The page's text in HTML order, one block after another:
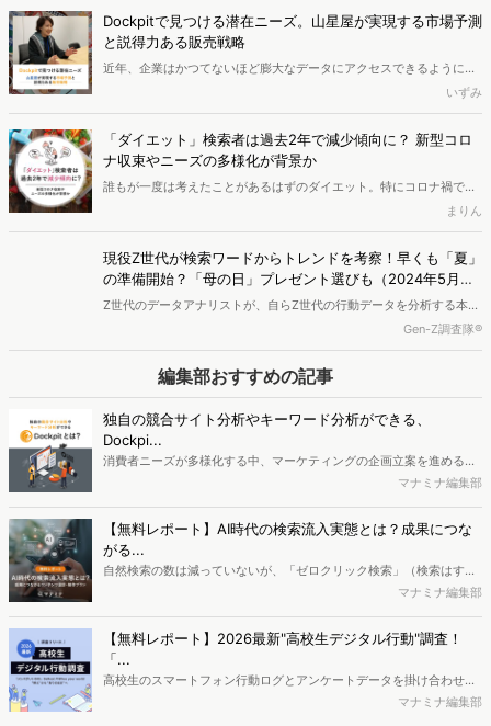
2024年のトレンドを分析しました。
Dockpitで見つける潜在ニーズ。山星屋が実現する市場予測
と説得力ある販売戦略
近年、企業はかつてないほど膨大なデータにアクセスできるようにな
っています。しかし、真に価値あるインサイトを得ることに依然とし
て課題を感じているマーケターも少なくないのではないでしょうか。
創業115年を誇る菓子専門商社の株式会社山星屋は、Web行動ログ分
析ツール「Dockpit」を活用し、従来の販売データでは捉えきれなか
った消費者の潜在ニーズを可視化。さらに、1年後、3年後の市場動向
を予測し、商品開発や販売戦略の立案につなげています。今回は同社
の鈴木美和氏に活用事例とDockpitだからこそ得られる価値を伺いま
した。
いずみ
「ダイエット」検索者は過去2年で減少傾向に？ 新型コロ
ナ収束やニーズの多様化が背景か
誰もが一度は考えたことがあるはずのダイエット。特にコロナ禍で外
出が制限されていた時期は興味をもつ人が多い状況でした。しかし、
最近になって状況は少し変わってきているようです。この記事では、
現在もダイエットに関心を持つ人々について分析し、彼らが何に興味
を持っているのかを見ていきます。
まりん
現役Z世代が検索ワードからトレンドを考察！早くも「夏」
の準備開始？「母の日」プレゼント選びも（2024年5月）
【現役Z世代が読み解くZ世代の行動データ】
Z世代のデータアナリストが、自らZ世代の行動データを分析する本連
載。第19弾となる今回は、Z世代とミレニアル世代の検索キーワード
ランキングから、「夏」「母の日」の2テーマを取り上げてZ世代のト
レンドをお送りします。Z世代の準備・楽しみ方が気になる「夏」、
「母の日」のプレゼント選びの悩み など、データとリアルな声を掛け
合わせ、Z世代のニーズを読み解きます。
Gen-Z調査隊®
編集部おすすめの記事
独自の競合サイト分析やキーワード分析ができる、
Dockpi...
消費者ニーズが多様化する中、マーケティングの企画立案を進める上
で、競合分析や消費者分析の重要性がより高まっています。Web行動
データを活用し、Web上の消費者行動を起点とした競合サイト分析や
消費者分析が可能です。今回はDockpitならではの利便性の高い機能
や活用方法を解説します。
マナミナ編集部
【無料レポート】AI時代の検索流入実態とは？成果につな
がる...
自然検索の数は減っていないが、「ゼロクリック検索」（検索はする
がページには流入しない）の割合が増加しているのが、AI時代の検索
か、また、要因を理解した上で、成果に確実につながるコンテンツを
制作するにはどうするべきなのでしょうか。本レポートはこのような
疑問をお抱えのSEO・Webマーケティングご担当者様におすすめの内
容となっています。※本レポートは記事のフォームから無料でダウン
マナミナ編集部
【無料レポート】2026最新"高校生デジタル行動"調査！
「...
高校生のスマートフォン行動ログとアンケートデータを掛け合わせ、
最新の若年層（高校生）におけるデジタル行動実態やSNSの利用傾向
マナミナ編集部